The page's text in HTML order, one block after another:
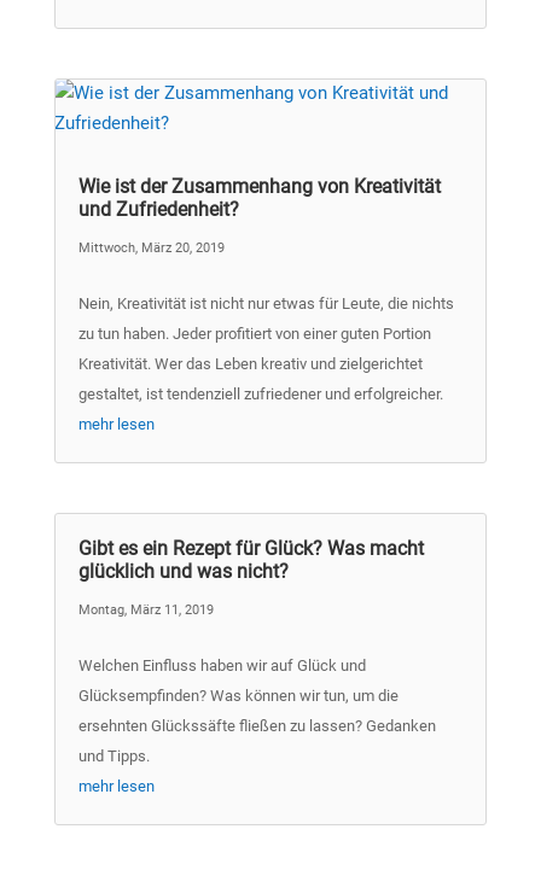
Wie ist der Zusammenhang von Kreativität
und Zufriedenheit?
Mittwoch, März 20, 2019
Nein, Kreativität ist nicht nur etwas für Leute, die nichts
zu tun haben. Jeder profitiert von einer guten Portion
Kreativität. Wer das Leben kreativ und zielgerichtet
gestaltet, ist tendenziell zufriedener und erfolgreicher.
mehr lesen
Gibt es ein Rezept für Glück? Was macht
glücklich und was nicht?
Montag, März 11, 2019
Welchen Einfluss haben wir auf Glück und
Glücksempfinden? Was können wir tun, um die
ersehnten Glückssäfte fließen zu lassen? Gedanken
und Tipps.
mehr lesen